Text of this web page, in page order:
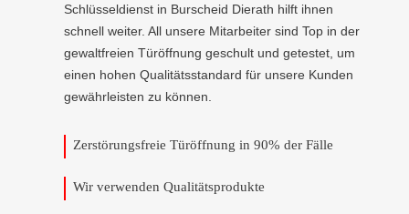
Schlüsseldienst in Burscheid Dierath hilft ihnen
schnell weiter. All unsere Mitarbeiter sind Top in der
gewaltfreien Türöffnung geschult und getestet, um
einen hohen Qualitätsstandard für unsere Kunden
gewährleisten zu können.
Zerstörungsfreie Türöffnung in 90% der Fälle
Wir verwenden Qualitätsprodukte